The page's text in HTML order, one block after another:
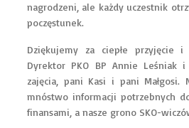
nagrodzeni, ale każdy uczestnik
poczęstunek.
Dziękujemy za ciepłe przyjęcie
Dyrektor PKO BP Annie Leśniak
zajęcia, pani Kasi i pani Małgosi.
mnóstwo informacji potrzebnych
finansami, a nasze grono SKO-